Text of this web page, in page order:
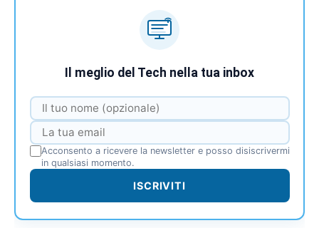
Il meglio del Tech nella tua inbox
Acconsento a ricevere la newsletter e posso disiscrivermi
in qualsiasi momento.
ISCRIVITI